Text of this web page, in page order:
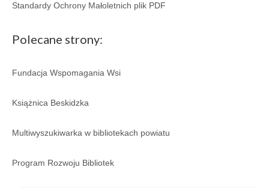
RODO
Klauzula informacyjna
Regulamin korzystania ze zbiorów i usług GBP
Galeria 2026
Standardy Ochrony Małoletnich plik PDF
Polecane strony:
Fundacja Wspomagania Wsi
Książnica Beskidzka
Multiwyszukiwarka w bibliotekach powiatu
Program Rozwoju Bibliotek